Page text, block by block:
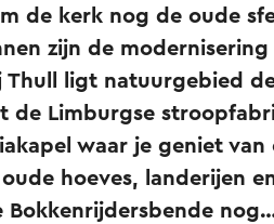
de kerk nog de oude
zijn de
Thull ligt natuurgebied
de Limburgse
waar je geniet
hoeves, landerijen
Bokkenrijdersbende